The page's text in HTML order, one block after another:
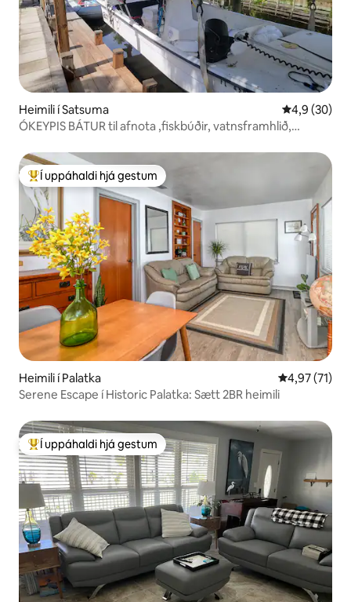
Heimili í Satsuma 4,9 af 5 í
4,9 (30)
ÓKEYPIS BÁTUR til afnota ,fiskbúðir, vatnsframhlið,
Í mestu uppáhaldi hjá gestum
Í uppáhaldi hjá gestum
Heimili í Palatka 4,97 af 5 í
4,97 (71)
Serene Escape í Historic Palatka: Sætt 2BR heimili
Í mestu uppáhaldi hjá gestum
Í uppáhaldi hjá gestum